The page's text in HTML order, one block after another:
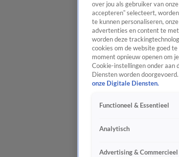
over jou als gebruiker van
accepteren” selecteert,
te kunnen personaliseren,
advertenties en content te
worden deze
cookies om de website goed
moment opnieuw openen om
Cookie-instellingen onder aan
Diensten worden doorgevoerd.
onze Digitale Diensten.
Functioneel & Essentieel
Analytisch
Advertising & Commercieel